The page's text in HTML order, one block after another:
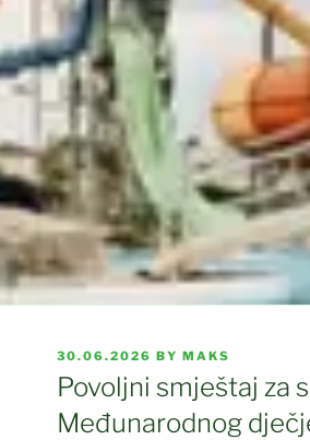
POSTED
ON
30.06.2026 BYMAKS
Povoljni smještaj za
Međunarodnog